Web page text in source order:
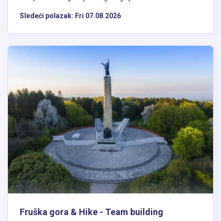
Sledeći polazak: Fri 07.08.2026
Fruška gora & Hike - Team building